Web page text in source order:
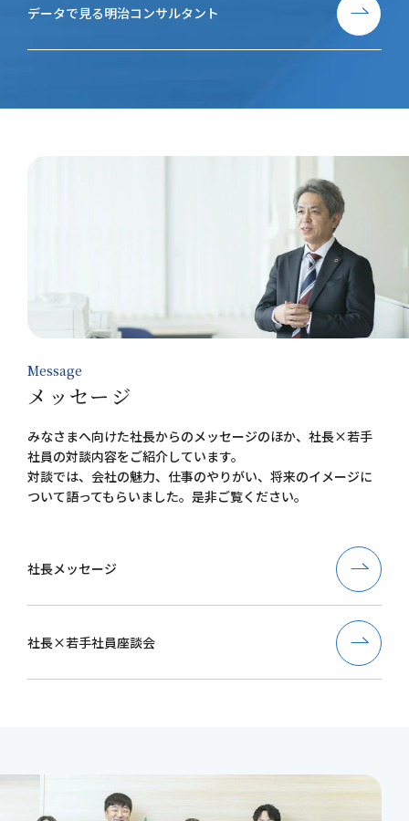
データで見る明治コンサルタント
Message
メッセージ
みなさまへ向けた社長からのメッセージのほか、社長×若手
社員の対談内容をご紹介しています。
対談では、会社の魅力、仕事のやりがい、将来のイメージに
ついて語ってもらいました。是非ご覧ください。
社長メッセージ
社長×若手社員座談会